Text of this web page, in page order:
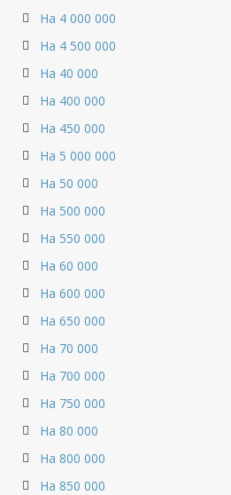
На 4 000 000
На 4 500 000
На 40 000
На 400 000
На 450 000
На 5 000 000
На 50 000
На 500 000
На 550 000
На 60 000
На 600 000
На 650 000
На 70 000
На 700 000
На 750 000
На 80 000
На 800 000
На 850 000